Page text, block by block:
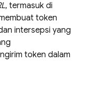
, termasuk di
token
intersepsi yang
token dalam